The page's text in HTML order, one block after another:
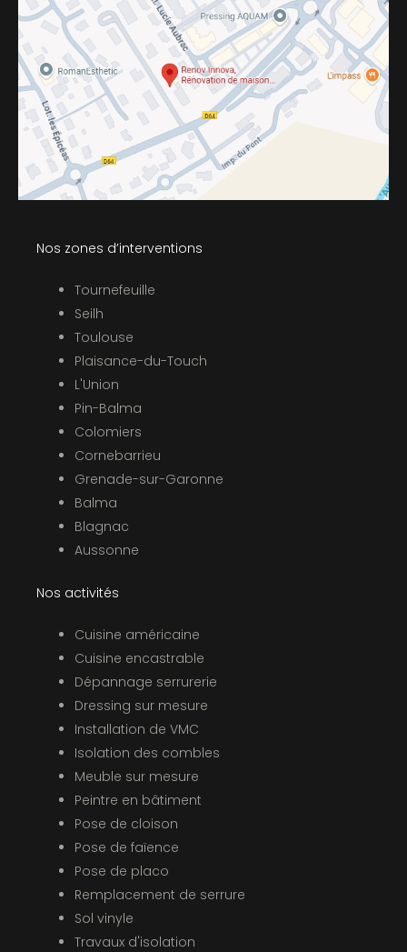
Nos zones d’interventions
Tournefeuille
Seilh
Toulouse
Plaisance-du-Touch
L'Union
Pin-Balma
Colomiers
Cornebarrieu
Grenade-sur-Garonne
Balma
Blagnac
Aussonne
Nos activités
Cuisine américaine
Cuisine encastrable
Dépannage serrurerie
Dressing sur mesure
Installation de VMC
Isolation des combles
Meuble sur mesure
Peintre en bâtiment
Pose de cloison
Pose de faïence
Pose de placo
Remplacement de serrure
Sol vinyle
Travaux d'isolation